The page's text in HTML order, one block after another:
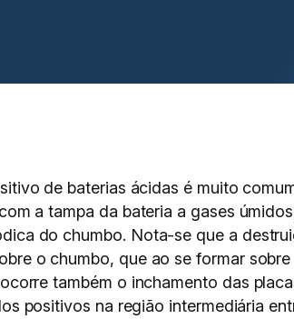
de baterias ácidas é muito
a tampa da bateria a gases
do chumbo. Nota-se que a
o chumbo, que ao se formar
também o inchamento das
positivos na região intermediária